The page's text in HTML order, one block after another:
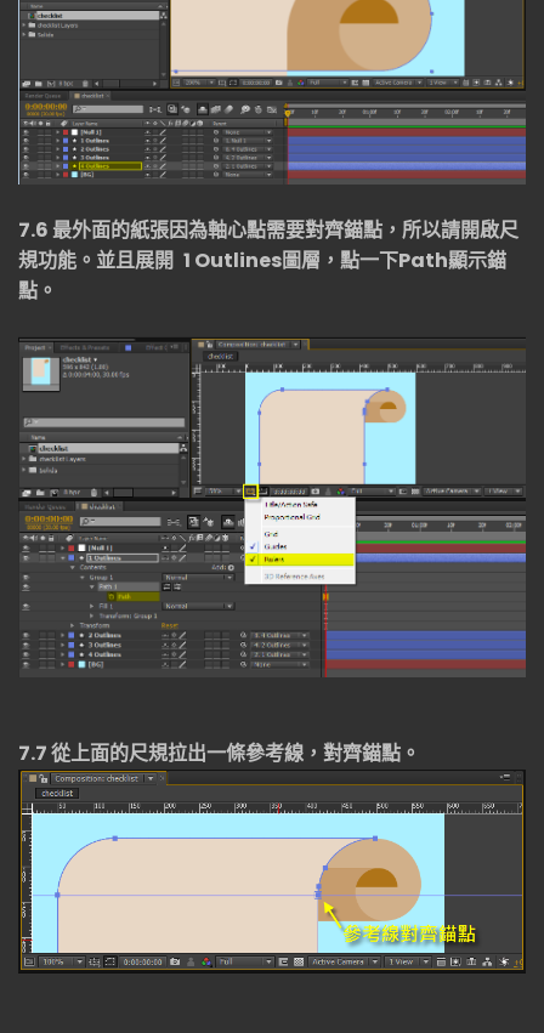
7.6最外面的紙張因為軸心點需要對齊錨點，所以請開啟尺
規功能。並且展開 1 Outlines圖層，點一下Path顯示錨
點。
7.7從上面的尺規拉出一條參考線，對齊錨點。